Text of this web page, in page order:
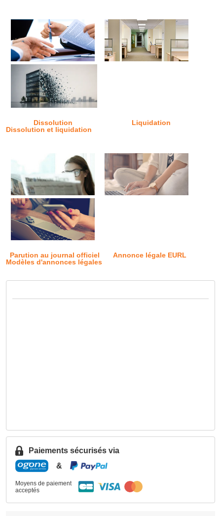
Dissolution
Liquidation
Dissolution et liquidation
Parution au journal officiel
Annonce légale EURL
Modèles d'annonces légales
Paiements sécurisés via
&
Moyens de paiement
acceptés